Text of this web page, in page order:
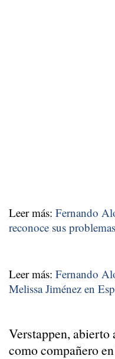
Leer más: Fernando
reconoce sus
Leer más: Fernando
Melissa Jiménez en
Verstappen, abierto
como compañero